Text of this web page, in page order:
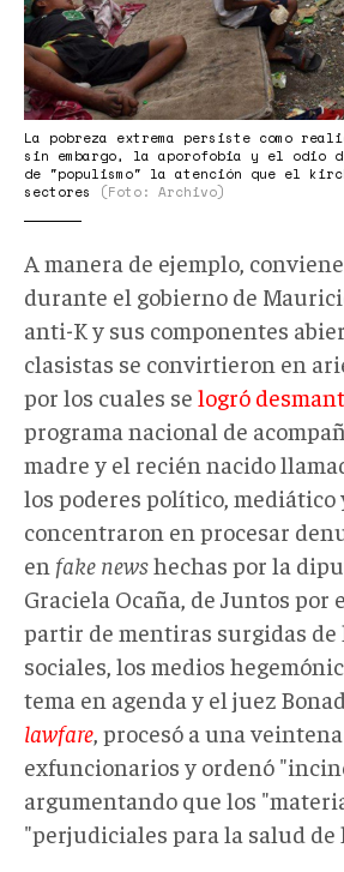
La pobreza extrema persiste como
sin embargo, la aporofobia y el odio
de "populismo" la atención que el
sectores
(Foto: Archivo)
A manera de ejemplo,
durante el gobierno de
anti-K y sus componentes
clasistas se convirtieron en
por los cuales se logró
programa nacional de
madre y el recién nacido
los poderes político, mediático
concentraron en procesar
en fake newshechas por la
Graciela Ocaña, de Juntos por
partir de mentiras surgidas de
sociales, los medios
tema en agenda y el juez
lawfare , procesó a una
exfuncionarios y ordenó
argumentando que los
"perjudiciales para la salud de